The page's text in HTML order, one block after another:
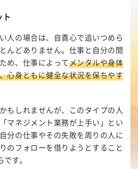
ト
人の場合は、自責心で追いつめら
んどありません。仕事と自分の間
め、仕事によってメンタルや身体
心身ともに健全な状況を保ちやす
もしれませんが、このタイプの人
マネジメント業務が上手い」とい
分の仕事やその失敗を周りの人に
のフォローを借りようとすること
す。